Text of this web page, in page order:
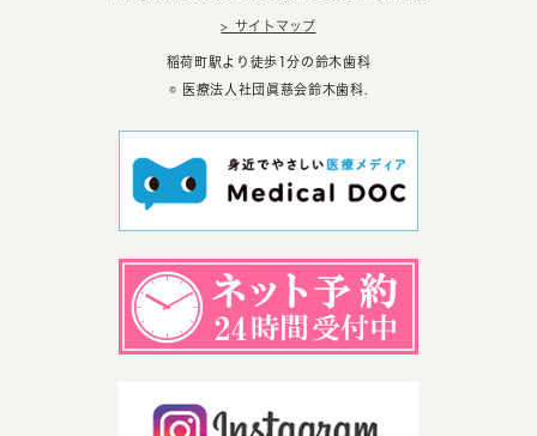
> サイトマップ
稲荷町駅より徒歩1分の鈴木歯科
© 医療法人社団眞慈会鈴木歯科.